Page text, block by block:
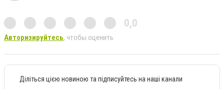
0,0
Авторизируйтесь, чтобы оценить
Діліться цією новиною та підписуйтесь на наші канали